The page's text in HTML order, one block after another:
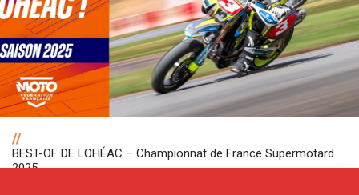
//
BEST-OF DE LOHÉAC – Championnat de France Supermotard
2025